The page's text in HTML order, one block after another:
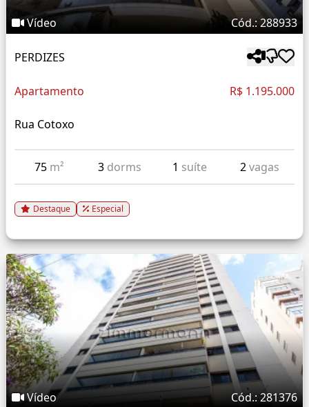
Vídeo Cód.: 288933
PERDIZES
Apartamento R$ 1.195.000
Rua Cotoxo
75 m² 3 dorms 1 suíte 2vagas
Destaque Especial
Vídeo Cód.: 281376